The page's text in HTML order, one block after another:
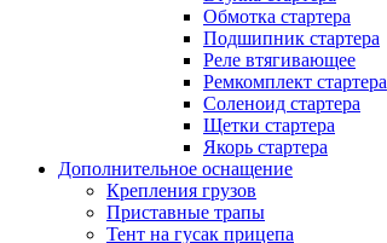
Обмотка стартера
Подшипник стартера
Реле втягивающее
Ремкомплект стартера
Соленоид стартера
Щетки стартера
Якорь стартера
Дополнительное оснащение
Крепления грузов
Приставные трапы
Тент на гусак прицепа